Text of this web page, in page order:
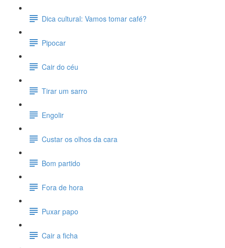
Dica cultural: Vamos tomar café?
Pipocar
Cair do céu
Tirar um sarro
Engolir
Custar os olhos da cara
Bom partido
Fora de hora
Puxar papo
Cair a ficha